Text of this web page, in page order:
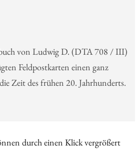
von Ludwig D. (DTA 708 / III)
Feldpostkarten einen ganz
Zeit des frühen 20. Jahrhunderts.
durch einen Klick vergrößert